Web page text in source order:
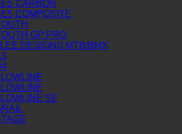
CARBON
COMPOSITE
GP PRO
DESIGNS MTB/BMX
SE